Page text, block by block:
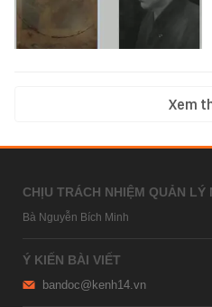
Xem
CHỊU TRÁCH NHIỆM QUẢN LÝ
Bà Nguyễn Bích Minh
Ý KIẾN BÀI VIẾT
bandoc@kenh14.vn